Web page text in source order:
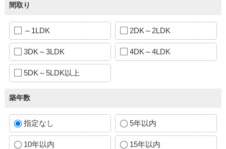
間取り
～1LDK 2DK～2LDK
3DK～3LDK 4DK～4LDK
5DK～5LDK以上
築年数
指定なし 5年以内
10年以内 15年以内